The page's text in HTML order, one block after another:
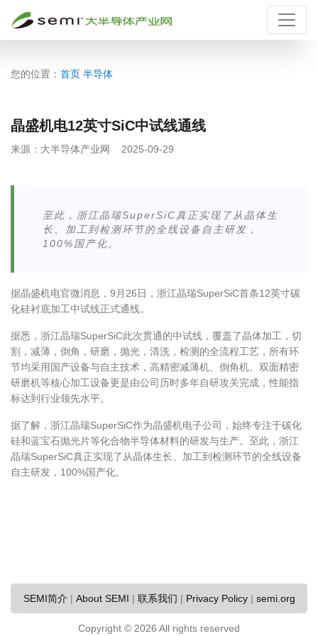
您的位置： 首页 半导体
晶盛机电12英寸SiC中试线通线
来源： 大半导体产业网 2025-09-29
至此，浙江晶瑞SuperSiC真正实现了从晶体生
长、加工到检测环节的全线设备自主研发，
100%国产化。
据晶盛机电官微消息，9月26日，浙江晶瑞SuperSiC首条12英寸碳
化硅衬底加工中试线正式通线。
据悉，浙江晶瑞SuperSiC此次贯通的中试线，覆盖了晶体加工，切
割，减薄，倒角，研磨，抛光，清洗，检测的全流程工艺，所有环
节均采用国产设备与自主技术，高精密减薄机、倒角机、双面精密
研磨机等核心加工设备更是由公司历时多年自研攻关完成，性能指
标达到行业领先水平。
据了解，浙江晶瑞SuperSiC作为晶盛机电子公司，始终专注于碳化
硅和蓝宝石抛光片等化合物半导体材料的研发与生产。至此，浙江
晶瑞SuperSiC真正实现了从晶体生长、加工到检测环节的全线设备
自主研发，100%国产化。
SEMI简介 | About SEMI | 联系我们 | Privacy Policy| semi.org
Copyright © 2026 All rights reserved